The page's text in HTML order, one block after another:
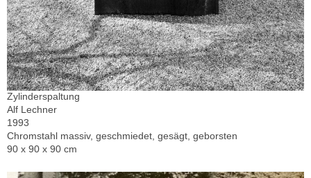
Zylinderspaltung
Alf Lechner
1993
Chromstahl massiv, geschmiedet, gesägt, geborsten
90 x 90 x 90 cm